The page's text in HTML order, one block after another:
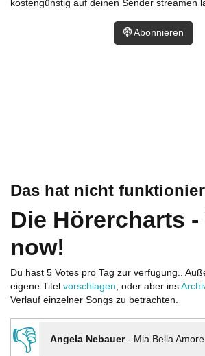
Das hat nicht
Die Hörercharts -
now!
Du hast 5 Votes pro Tag zur verfügung..
eigene Titel vorschlagen, oder aber ins
Verlauf einzelner Songs zu betrachten.
👎 Angela Nebauer- Mia Bella Amore
kostengünstig auf deinen Sender streamen
Abonnieren